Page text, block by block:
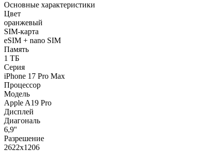
Основные характеристики
Цвет
оранжевый
SIM-карта
eSIM + nano SIM
Память
1 ТБ
Серия
iPhone 17 Pro Max
Процессор
Модель
Apple A19 Pro
Дисплей
Диагональ
6,9''
Разрешение
2622x1206